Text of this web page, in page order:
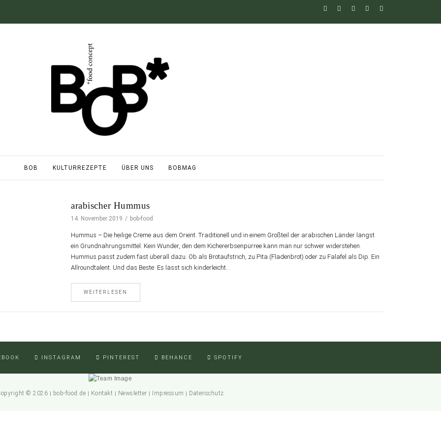
BOB KULTURREZEPTE ÜBER UNS BOBMAG
arabischer Hummus
14. November 2019 bob-food
Hummus – Die heilige Creme aus dem Orient. Traditionell und in einem Großteil der arabischen Länder längst
ein Grundnahrungsmittel. Kein Wunder, den dem Kichererbsenpürree kann man nur schwer widerstehen.
Hummus passt zudem fast überall dazu. Ob als Brotaufstrich, zu Pita (Fladenbrot) oder zu Falafel als Dip. Ein
Allroundtalent. Und das Beste: Es lässt sich kinderleicht…
WEITERLESEN
INSTAGRAM PINTEREST BEHANCE SPOTIFY
© 2026 | bob-food.de | Kontakt | Newsletter | Impressum | Datenschutz